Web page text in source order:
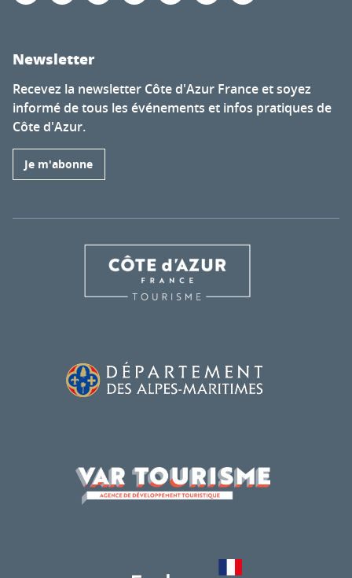
Newsletter
Recevez la newsletter Côte d'Azur France et soyez
informé de tous les événements et infos pratiques de
Côte d'Azur.
Je m'abonne